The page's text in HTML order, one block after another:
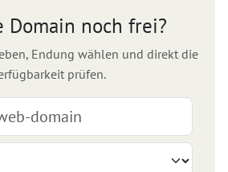
Domain noch frei?
Endung wählen und direkt die
prüfen.